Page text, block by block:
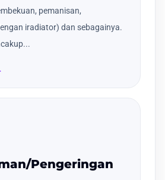
pemanisan,
iradiator) dan sebagainya.
Pengeringan